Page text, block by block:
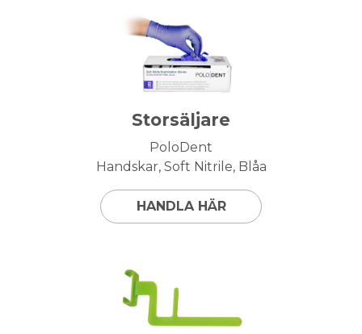
Storsäljare
PoloDent
Handskar, Soft Nitrile, Blåa
HANDLA HÄR